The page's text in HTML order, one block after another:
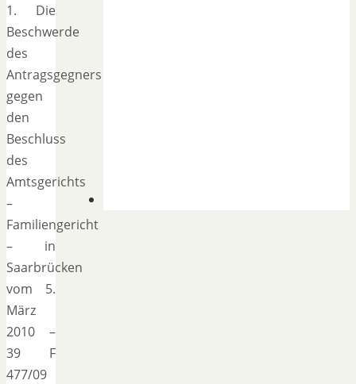
1. Die
Beschwerde
des
Antragsgegners
gegen
den
Beschluss
des
Amtsgerichts
–
Familiengericht
– in
Saarbrücken
vom 5.
März
2010 –
39 F
477/09